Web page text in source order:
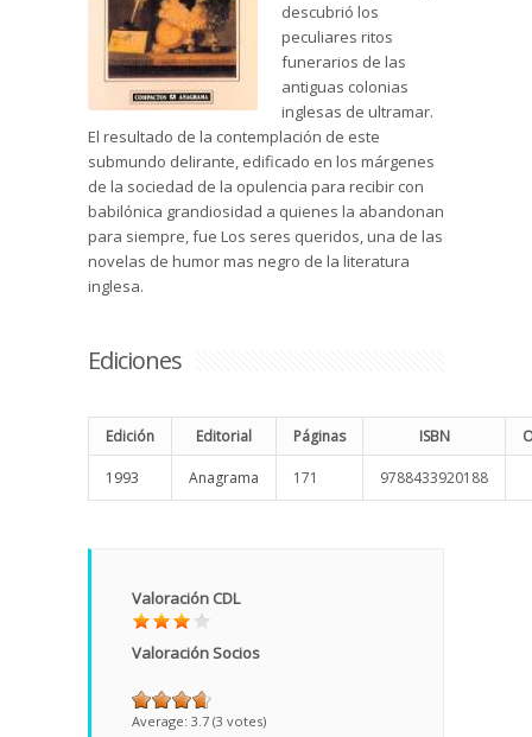
descubrió los
peculiares ritos
funerarios de las
antiguas colonias
inglesas de ultramar.
El resultado de la contemplación de este
submundo delirante, edificado en los márgenes
de la sociedad de la opulencia para recibir con
babilónica grandiosidad a quienes la abandonan
para siempre, fue Los seres queridos, una de las
novelas de humor mas negro de la literatura
inglesa.
Ediciones
Edición Editorial Páginas ISBN
1993 Anagrama 171 9788433920188
Valoración CDL
Valoración Socios
Average: 3.7 (3 votes)